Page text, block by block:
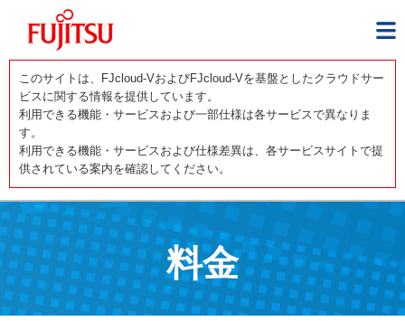
このサイトは、FJcloud-VおよびFJcloud-Vを基盤としたクラウドサー
ビスに関する情報を提供しています。
利用できる機能・サービスおよび一部仕様は各サービスで異なりま
す。
利用できる機能・サービスおよび仕様差異は、各サービスサイトで提
供されている案内を確認してください。
料金